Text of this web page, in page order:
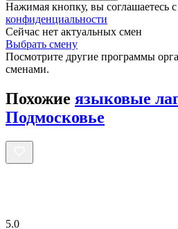
Нажимая кнопку, вы соглашаетесь с
конфиденциальности
Сейчас нет актуальных смен
Выбрать смену
Посмотрите другие программы
сменами.
Похожие языковые
Подмосковье
5.0